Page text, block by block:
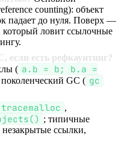
counting): объект
падает до нуля. Поверх —
ловит ссылочные
если есть рефкаунтинг?
( a.b = b; b.a =
GC ( gc
tracemalloc ,
; типичные
ссылки,